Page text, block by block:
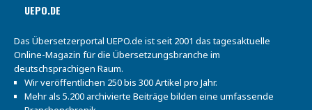
UEPO.DE
Das Übersetzerportal UEPO.de ist seit 2001 das tagesaktuelle
Online-Magazin für die Übersetzungsbranche im
deutschsprachigen Raum.
Wir veröffentlichen 250 bis 300 Artikel pro Jahr.
Mehr als 5.200 archivierte Beiträge bilden eine umfassende